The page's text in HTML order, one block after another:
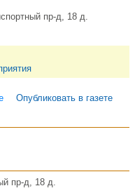
пр-д, 18 д.
Опубликовать в газете
пр-д, 18 д.